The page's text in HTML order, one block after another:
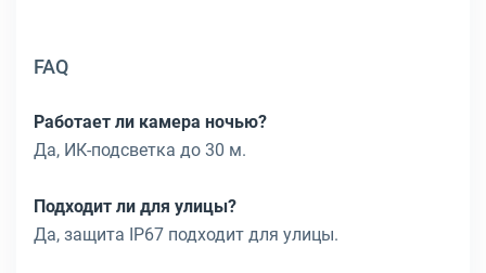
FAQ
Работает ли камера ночью?
Да, ИК-подсветка до 30 м.
Подходит ли для улицы?
Да, защита IP67 подходит для улицы.